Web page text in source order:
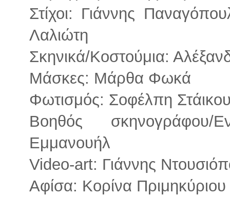
Στίχοι: Γιάννης
Λαλιώτη
Σκηνικά/Κοστούμια:
Μάσκες: Μάρθα Φωκά
Φωτισμός: Σοφέλπη
Βοηθός σκηνογράφου/
Εμμανουήλ
Video-art: Γιάννης
Αφίσα: Κορίνα Πριμηκύριου